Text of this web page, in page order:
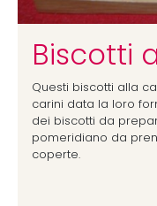
Biscotti
Questi biscotti alla
carini data la loro
dei biscotti da
pomeridiano da
coperte.